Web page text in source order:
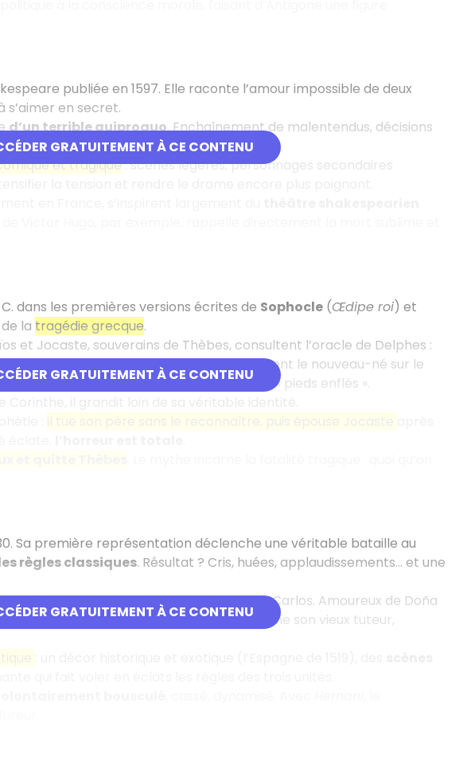
GRATUITEMENT À CE CONTENU
publiée en 1597. Elle raconte l’amour impossible de deux
s’aimer en secret.
d’un terrible quiproquo. Enchaînement de malentendus, décisions
la mort.
et tragique: scènes légères, personnages secondaires
GRATUITEMENT À CE CONTENU
dans les premières versions écrites de Sophocle(Œdipe roi) et
la tragédie grecque.
et Jocaste, souverains de Thèbes, consultent l’oracle de Delphes :
Pour empêcher le destin, ils abandonnent le nouveau-né sur le
arbre — d’où son nom, Œdipe, qui signifie « pieds enflés ».
GRATUITEMENT À CE CONTENU
Sa première représentation déclenche une véritable bataille au
règles classiques. Résultat ? Cris, huées, applaudissements… et une
le père a été exécuté sur ordre du roi Don Carlos. Amoureux de Doña
lui aussi la jeune femme, tout comme son vieux tuteur,